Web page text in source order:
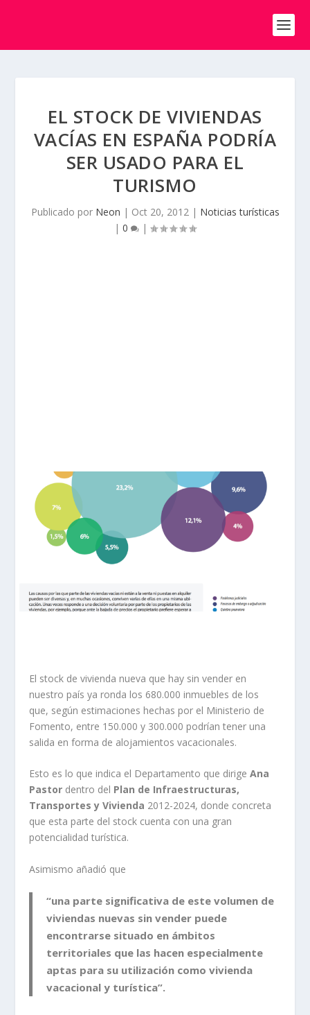
EL STOCK DE VIVIENDAS
VACÍAS EN ESPAÑA PODRÍA
SER USADO PARA EL
TURISMO
Publicado por Neon | Oct 20, 2012| Noticias turísticas
| 0 |
El stock de vivienda nueva que hay sin vender en
nuestro país ya ronda los 680.000 inmuebles de los
que, según estimaciones hechas por el Ministerio de
Fomento, entre 150.000 y 300.000 podrían tener una
salida en forma de alojamientos vacacionales.
Esto es lo que indica el Departamento que dirigeAna
Pastor dentro del Plan de Infraestructuras,
Transportes y Vivienda 2012-2024, donde concreta
que esta parte del stock cuenta con una gran
potencialidad turística.
Asimismo añadió que
“una parte significativa de este volumen de
viviendas nuevas sin vender puede
encontrarse situado en ámbitos
territoriales que las hacen especialmente
aptas para su utilización como vivienda
vacacional y turística”.